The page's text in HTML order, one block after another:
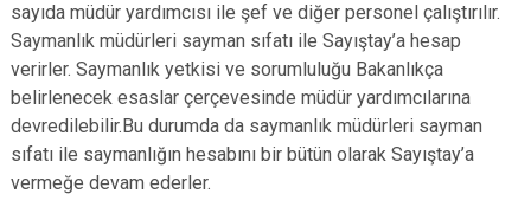
sayıda müdür yardımcısı ile şef ve diğer personel çalıştırılır.
Saymanlık müdürleri sayman sıfatı ile Sayıştay’a hesap
verirler. Saymanlık yetkisi ve sorumluluğu Bakanlıkça
belirlenecek esaslar çerçevesinde müdür yardımcılarına
devredilebilir.Bu durumda da saymanlık müdürleri sayman
sıfatı ile saymanlığın hesabını bir bütün olarak Sayıştay’a
vermeğe devam ederler.